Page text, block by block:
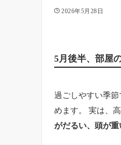
2026年5月28日
5月後半、部屋
過ごしやすい季
めます。 実は、
がだるい、頭が